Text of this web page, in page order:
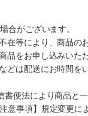
合がございます。
等により、商品の
をお申し込みいた
は配送にお時間を
便法により商品と
意事項】規定変更